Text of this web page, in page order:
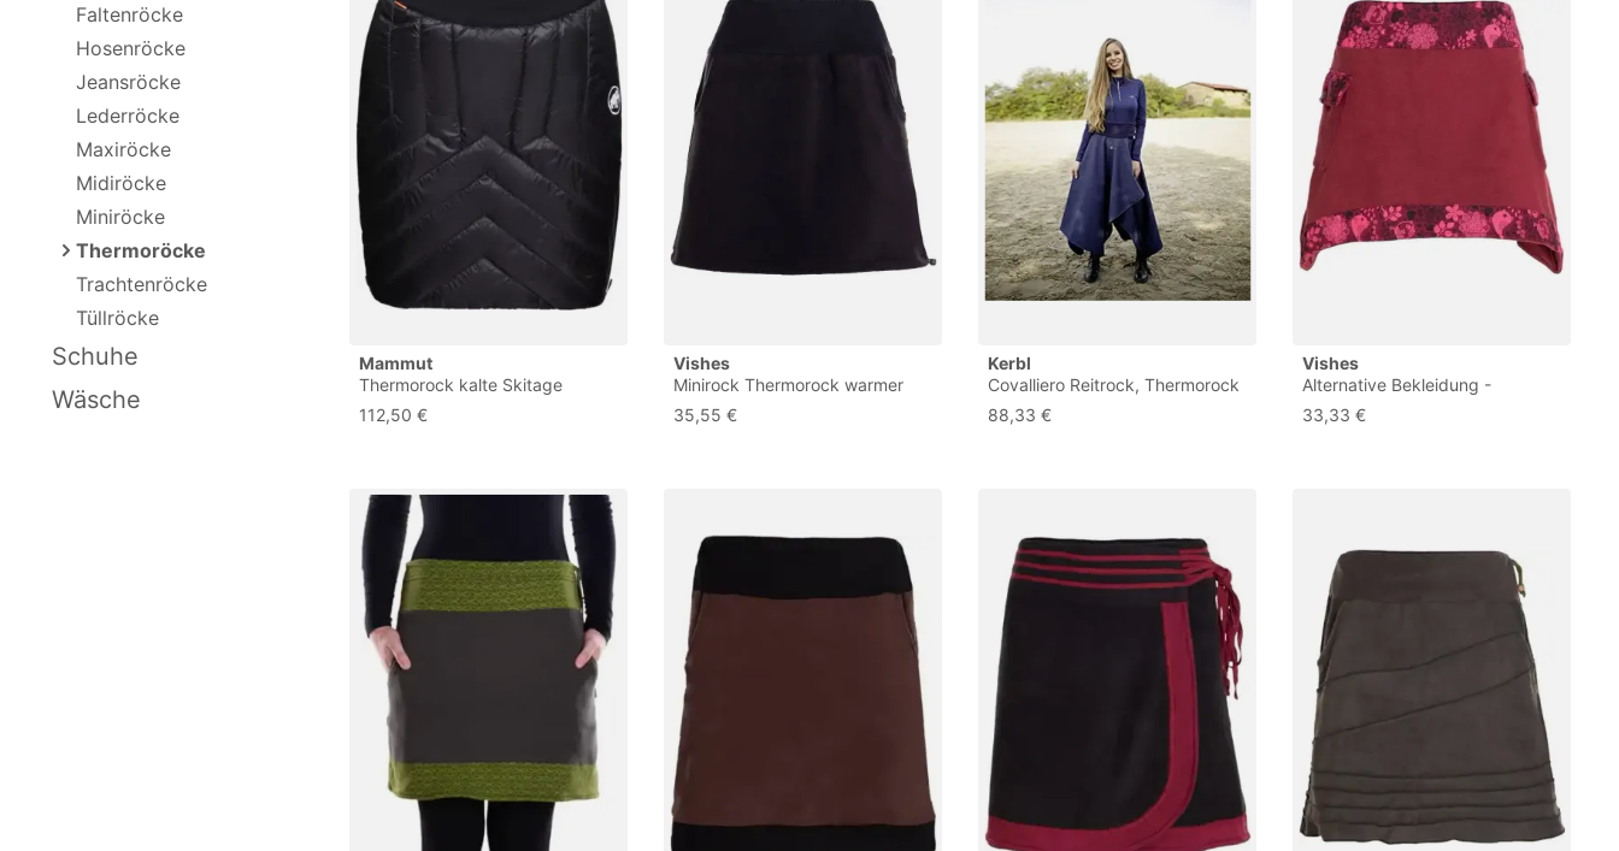
Faltenröcke
Hosenröcke
Jeansröcke
Lederröcke
Maxiröcke
Midiröcke
Miniröcke
Thermoröcke
Trachtenröcke
Tüllröcke
Schuhe
Wäsche
Mammut
Thermorock kalte Skitage
Aenergy IN Skirt Women
Schwarz XL
112,50 €
Vishes
Minirock Thermorock warmer
Damen Winterrock kurz Minirock
aus ECO-Fleece Hippei, Retro
35,55 €
Kerbl
Covalliero Reitrock, Thermorock
Fleecefutter Beinschlaufen,
Damen 40-46, Blau
88,33 €
Vishes
Alternative Bekleidung -
Thermorock Warmer Damen
Winterrock kurz Elfen Minirock
33,33 €